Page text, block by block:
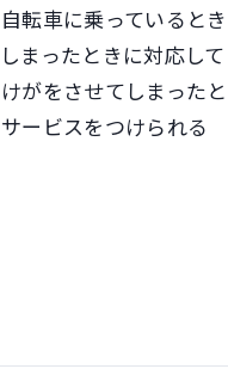
転車に乗っているとき
まったときに対応して
がをさせてしまったと
ービスをつけられる